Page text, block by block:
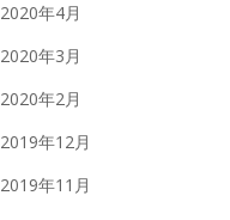
2020年4月
2020年3月
2020年2月
2019年12月
2019年11月